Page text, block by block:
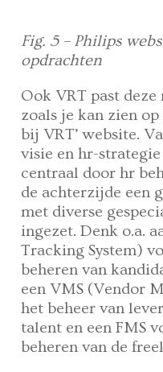
Fig. 5 – Philips
opdrachten
Ook VRT past deze
zoals je kan zien
bij VRT’ website.
visie en hr-
centraal door hr
de achterzijde een
met diverse
ingezet. Denk o.a.
Tracking System)
beheren van
een VMS (Vendor
het beheer van
talent en een FMS
beheren van de